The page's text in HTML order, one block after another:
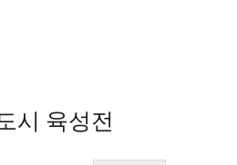
시 육성전